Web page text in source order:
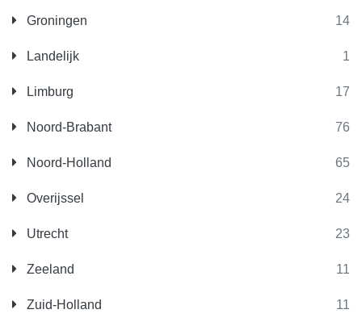
Groningen 14
Landelijk 1
Limburg 17
Noord-Brabant 76
Noord-Holland 65
Overijssel 24
Utrecht 23
Zeeland 11
Zuid-Holland 11